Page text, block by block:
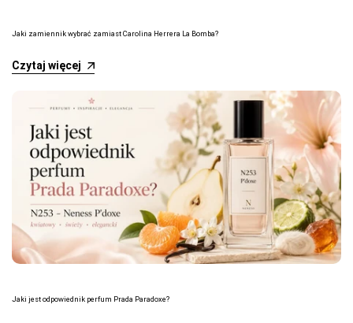
Jaki zamiennik wybrać zamiast Carolina Herrera La Bomba?
Czytaj więcej
Jaki jest odpowiednik perfum Prada Paradoxe?